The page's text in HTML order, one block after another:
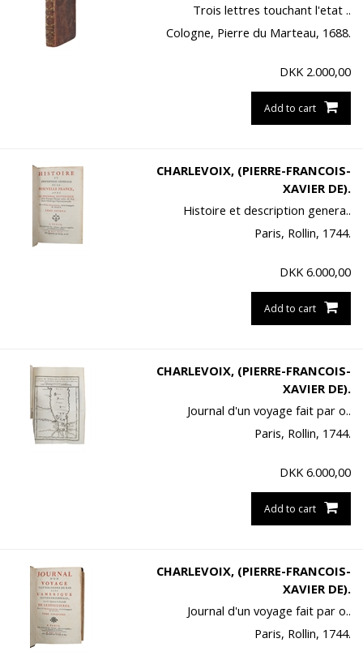
Trois lettres touchant l'etat ..
Cologne, Pierre du Marteau, 1688.
DKK 2.000,00
Add to cart
CHARLEVOIX, (PIERRE-FRANCOIS-
XAVIER DE).
Histoire et description genera..
Paris, Rollin, 1744.
DKK 6.000,00
Add to cart
CHARLEVOIX, (PIERRE-FRANCOIS-
XAVIER DE).
Journal d'un voyage fait par o..
Paris, Rollin, 1744.
DKK 6.000,00
Add to cart
CHARLEVOIX, (PIERRE-FRANCOIS-
XAVIER DE).
Journal d'un voyage fait par o..
Paris, Rollin, 1744.